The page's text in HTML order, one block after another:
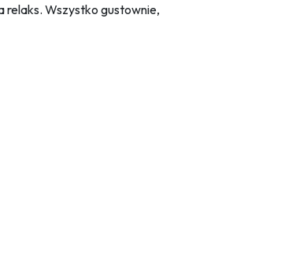
relaks. Wszystko gustownie,